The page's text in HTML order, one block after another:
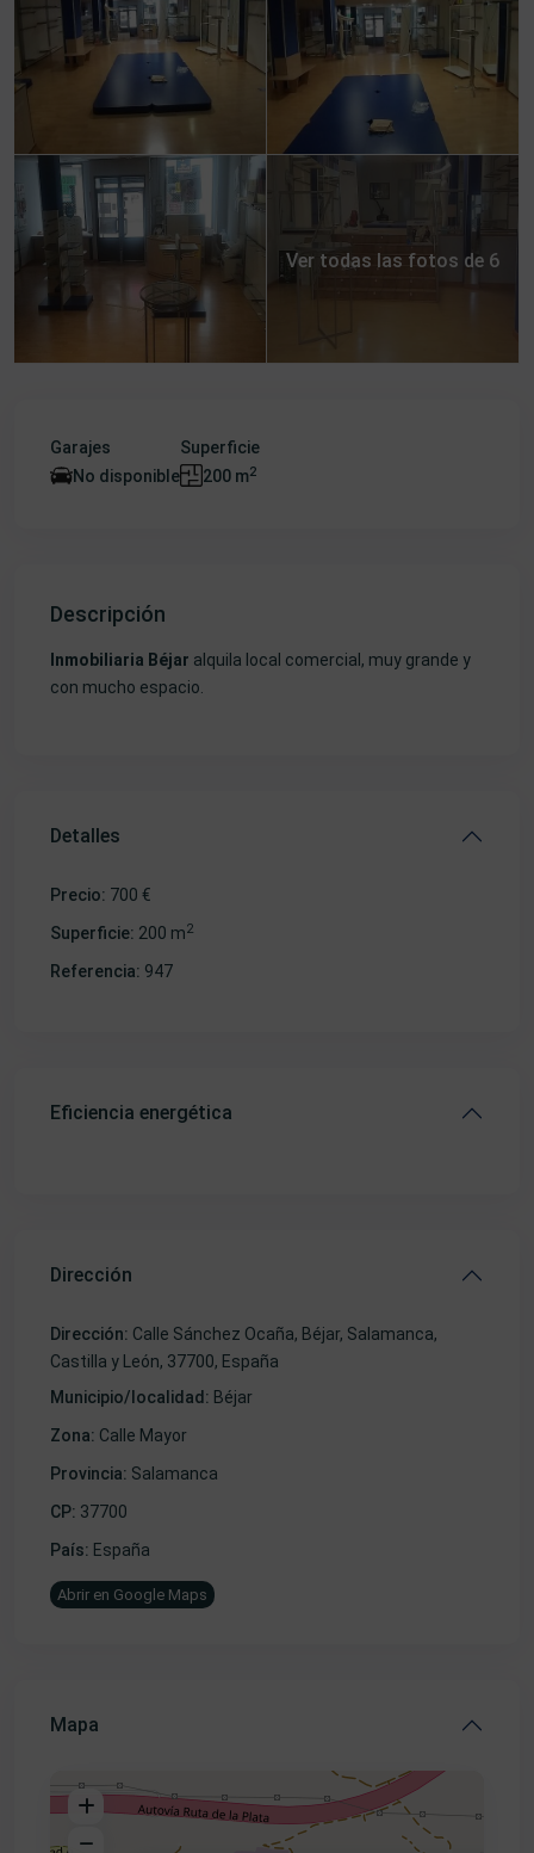
Ver todas las fotos de 6
Garajes
No disponible
Superficie
200 m2
Descripción
Inmobiliaria Béjar alquila local comercial, muy grande y
con mucho espacio.
Detalles
Precio: 700 €
Superficie: 200 m2
Referencia: 947
Eficiencia energética
Dirección
Dirección: Calle Sánchez Ocaña, Béjar, Salamanca,
Castilla y León, 37700, España
Municipio/localidad: Béjar
Zona: Calle Mayor
Provincia: Salamanca
CP: 37700
País: España
Abrir en Google Maps
Mapa